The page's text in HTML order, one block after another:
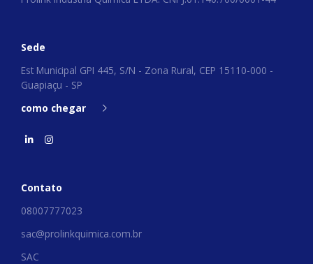
Sede
Est Municipal GPI 445, S/N - Zona Rural, CEP 15110-000 -
Guapiaçu - SP
como chegar
Contato
08007777023
sac@prolinkquimica.com.br
SAC